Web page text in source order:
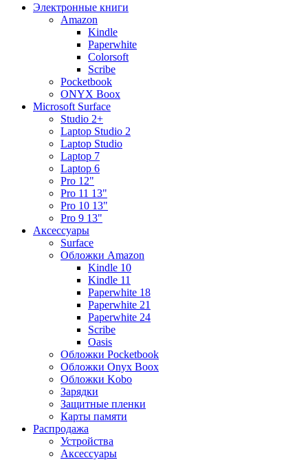
Электронные книги
Amazon
Kindle
Paperwhite
Colorsoft
Scribe
Pocketbook
ONYX Boox
Microsoft Surface
Studio 2+
Laptop Studio 2
Laptop Studio
Laptop 7
Laptop 6
Pro 12"
Pro 11 13"
Pro 10 13"
Pro 9 13"
Аксессуары
Surface
Обложки Amazon
Kindle 10
Kindle 11
Paperwhite 18
Paperwhite 21
Paperwhite 24
Scribe
Oasis
Обложки Pocketbook
Обложки Onyx Boox
Обложки Kobo
Зарядки
Защитные пленки
Карты памяти
Распродажа
Устройства
Аксессуары